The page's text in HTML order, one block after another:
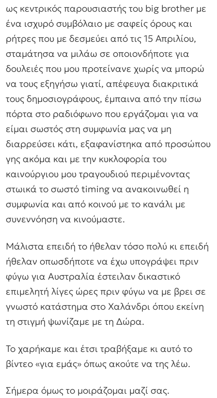
ως κεντρικός παρουσιαστής του big brother με
ένα ισχυρό συμβόλαιο με σαφείς όρους και
ρήτρες που με δεσμεύει από τις 15 Απριλίου,
σταμάτησα να μιλάω σε οποιονδήποτε για
δουλειές που μου προτείνανε χωρίς να μπορώ
να τους εξηγήσω γιατί, απέφευγα διακριτικά
τους δημοσιογράφους, έμπαινα από την πίσω
πόρτα στο ραδιόφωνο που εργάζομαι για να
είμαι σωστός στη συμφωνία μας να μη
διαρρεύσει κάτι, εξαφανίστηκα από προσώπου
γης ακόμα και με την κυκλοφορία του
καινούργιου μου τραγουδιού περιμένοντας
στωικά το σωστό timing να ανακοινωθεί η
συμφωνία και από κοινού με το κανάλι με
συνεννόηση να κινούμαστε.
Μάλιστα επειδή το ήθελαν τόσο πολύ κι επειδή
ήθελαν οπωσδήποτε να έχω υπογράψει πριν
φύγω για Αυστραλία έστειλαν δικαστικό
επιμελητή λίγες ώρες πριν φύγω να με βρει σε
γνωστό κατάστημα στο Χαλάνδρι όπου εκείνη
τη στιγμή ψωνίζαμε με τη Δώρα.
Το χαρήκαμε και έτσι τραβήξαμε κι αυτό το
βίντεο «για εμάς» όπως ακούτε να της λέω.
Σήμερα όμως το μοιράζομαι μαζί σας.